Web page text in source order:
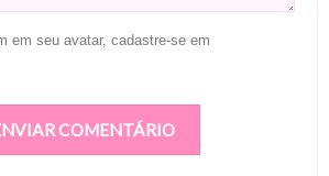
em seu avatar, cadastre-se em